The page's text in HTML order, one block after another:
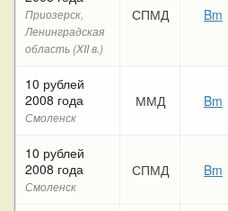
Приозерск,
Ленинградская
область (XII в.)
СПМД Bm
10 рублей
2008 года
Смоленск
ММД Bm
10 рублей
2008 года
Смоленск
СПМД Bm